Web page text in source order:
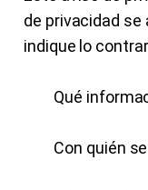
de privacidad
indique lo
Qué
Con quién